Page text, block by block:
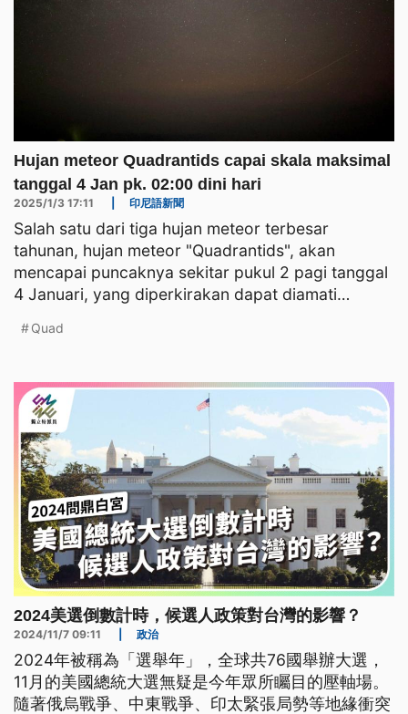
Hujan meteor Quadrantids capai skala maksimal
tanggal 4 Jan pk. 02:00 dini hari
2025/1/3 17:11 印尼語新聞
Salah satu dari tiga hujan meteor terbesar
tahunan, hujan meteor "Quadrantids", akan
mencapai puncaknya sekitar pukul 2 pagi tanggal
4 Januari, yang diperkirakan dapat diamati
Quad
2024美選倒數計時，候選人政策對台灣的影響？
2024/11/7 09:11 政治
2024年被稱為「選舉年」，全球共76國舉辦大選，
11月的美國總統大選無疑是今年眾所矚目的壓軸場。
隨著俄烏戰爭、中東戰爭、印太緊張局勢等地緣衝突